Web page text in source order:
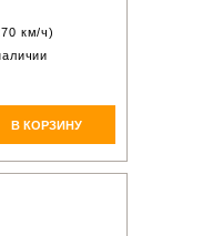
км/ч)
В КОРЗИНУ